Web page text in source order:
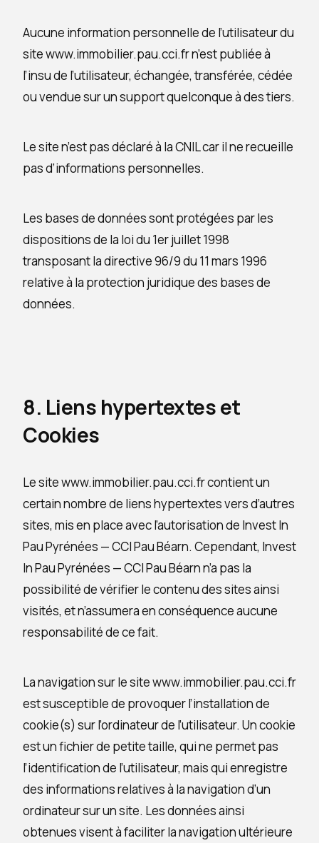
Aucune information personnelle de l’utilisateur du
site www.immobilier.pau.cci.fr n’est publiée à
l’insu de l’utilisateur, échangée, transférée, cédée
ou vendue sur un support quelconque à des tiers.
Le site n’est pas déclaré à la CNIL car il ne recueille
pas d’informations personnelles.
Les bases de données sont protégées par les
dispositions de la loi du 1er juillet 1998
transposant la directive 96/9 du 11 mars 1996
relative à la protection juridique des bases de
données.
8. Liens hypertextes et
Cookies
Le site www.immobilier.pau.cci.fr contient un
certain nombre de liens hypertextes vers d’autres
sites, mis en place avec l’autorisation de Invest In
Pau Pyrénées — CCI Pau Béarn. Cependant, Invest
In Pau Pyrénées — CCI Pau Béarn n’a pas la
possibilité de vérifier le contenu des sites ainsi
visités, et n’assumera en conséquence aucune
responsabilité de ce fait.
La navigation sur le site www.immobilier.pau.cci.fr
est susceptible de provoquer l’installation de
cookie(s) sur l’ordinateur de l’utilisateur. Un cookie
est un fichier de petite taille, qui ne permet pas
l’identification de l’utilisateur, mais qui enregistre
des informations relatives à la navigation d’un
ordinateur sur un site. Les données ainsi
obtenues visent à faciliter la navigation ultérieure